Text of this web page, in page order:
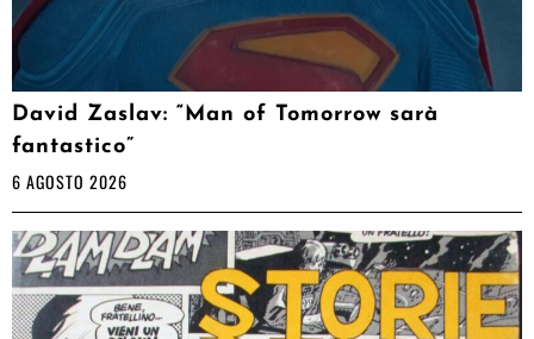
David Zaslav: “Man of Tomorrow sarà
fantastico”
6 AGOSTO 2026